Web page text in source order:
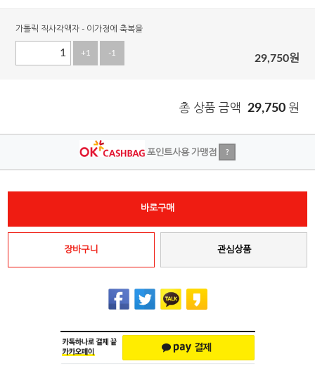
가톨릭 직사각액자 - 이가정에 축복을
+1 -1 29,750원
총 상품 금액 29,750 원
포인트사용 가맹점 ?
바로구매
장바구니 관심상품